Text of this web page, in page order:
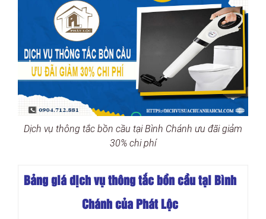
Dịch vụ thông tắc bồn cầu tại Bình Chánh ưu đãi giảm
30% chi phí
Bảng giá dịch vụ thông tắc bồn cầu tại Bình
Chánh của Phát Lộc